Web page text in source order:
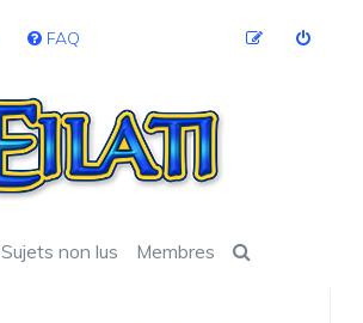
FAQ
Sujets non lus Membres